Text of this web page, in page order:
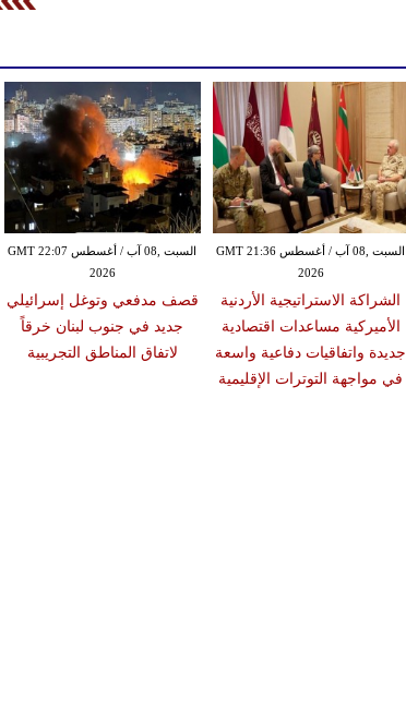
السبت ,08 آب / أغسطس GMT 22:07
2026
قصف مدفعي وتوغل إسرائيلي
جديد في جنوب لبنان خرقاً
لاتفاق المناطق التجريبية
السبت ,08 آب / أغسطس GMT 21:36
2026
الشراكة الاستراتيجية الأردنية
الأميركية مساعدات اقتصادية
جديدة واتفاقيات دفاعية واسعة
في مواجهة التوترات الإقليمية